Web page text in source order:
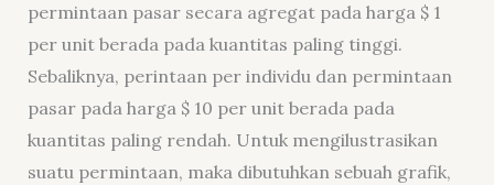
permintaan pasar secara agregat pada harga $ 1
per unit berada pada kuantitas paling tinggi.
Sebaliknya, perintaan per individu dan permintaan
pasar pada harga $ 10 per unit berada pada
kuantitas paling rendah. Untuk mengilustrasikan
suatu permintaan, maka dibutuhkan sebuah grafik,